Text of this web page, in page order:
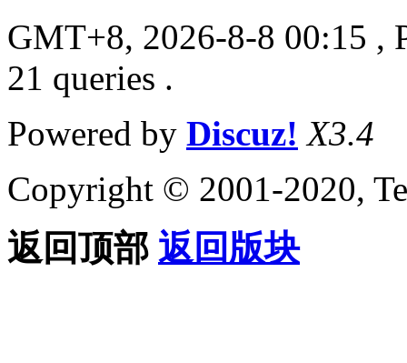
GMT+8, 2026-8-8 00:15 ,
21 queries .
Powered by Discuz! X3.4
Copyright © 2001-2020,
返回顶部 返回版块